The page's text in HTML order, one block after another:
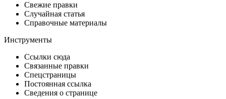
Свежие правки
Случайная статья
Справочные материалы
Инструменты
Ссылки сюда
Связанные правки
Спецстраницы
Постоянная ссылка
Сведения о странице